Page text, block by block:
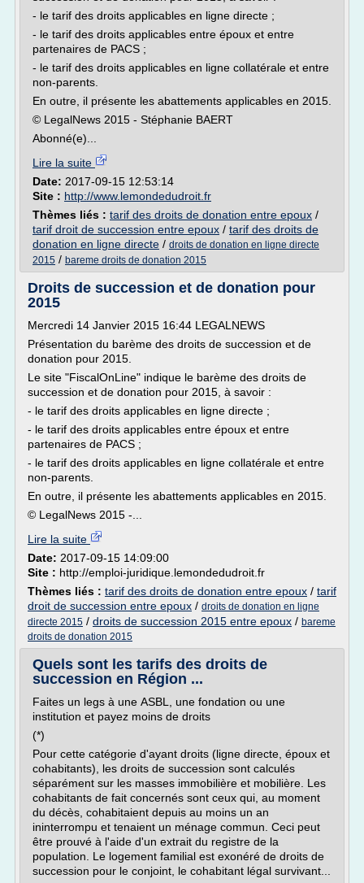
- le tarif des droits applicables en ligne directe ;
- le tarif des droits applicables entre époux et entre
partenaires de PACS ;
- le tarif des droits applicables en ligne collatérale et entre
non-parents.
En outre, il présente les abattements applicables en 2015.
© LegalNews 2015 - Stéphanie BAERT
Abonné(e)...
Lire la suite
Date: 2017-09-15 12:53:14
Site : http://www.lemondedudroit.fr
Thèmes liés : tarif des droits de donation entre epoux /
tarif droit de succession entre epoux / tarif des droits de
donation en ligne directe / droits de donation en ligne directe
2015 / bareme droits de donation 2015
Droits de succession et de donation pour
2015
Mercredi 14 Janvier 2015 16:44 LEGALNEWS
Présentation du barème des droits de succession et de
donation pour 2015.
Le site "FiscalOnLine" indique le barème des droits de
succession et de donation pour 2015, à savoir :
- le tarif des droits applicables en ligne directe ;
- le tarif des droits applicables entre époux et entre
partenaires de PACS ;
- le tarif des droits applicables en ligne collatérale et entre
non-parents.
En outre, il présente les abattements applicables en 2015.
© LegalNews 2015 -...
Lire la suite
Date: 2017-09-15 14:09:00
Site : http://emploi-juridique.lemondedudroit.fr
Thèmes liés : tarif des droits de donation entre epoux / tarif
droit de succession entre epoux / droits de donation en ligne
directe 2015 / droits de succession 2015 entre epoux / bareme
droits de donation 2015
Quels sont les tarifs des droits de
succession en Région ...
Faites un legs à une ASBL, une fondation ou une
institution et payez moins de droits
(*)
Pour cette catégorie d'ayant droits (ligne directe, époux et
cohabitants), les droits de succession sont calculés
séparément sur les masses immobilière et mobilière. Les
cohabitants de fait concernés sont ceux qui, au moment
du décès, cohabitaient depuis au moins un an
ininterrompu et tenaient un ménage commun. Ceci peut
être prouvé à l'aide d'un extrait du registre de la
population. Le logement familial est exonéré de droits de
succession pour le conjoint, le cohabitant légal survivant...